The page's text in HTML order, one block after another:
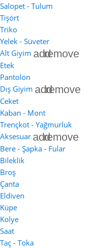
Salopet - Tulum
Tişört
Triko
Yelek - Süveter
Alt Giyim addremove
Etek
Pantolon
Dış Giyim addremove
Ceket
Kaban - Mont
Trençkot - Yağmurluk
Aksesuar addremove
Bere - Şapka - Fular
Bileklik
Broş
Çanta
Eldiven
Küpe
Kolye
Saat
Taç - Toka